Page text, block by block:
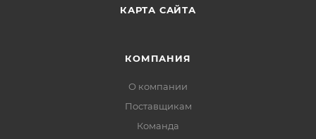
КАРТА САЙТА
КОМПАНИЯ
О компании
Поставщикам
Команда